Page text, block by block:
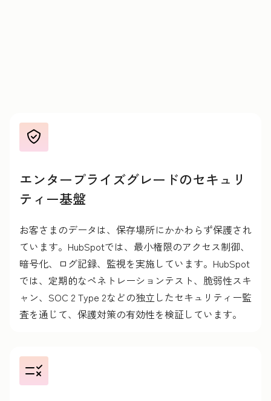
エンタープライズグレードのセキュリ
ティー基盤
お客さまのデータは、保存場所にかかわらず保護され
ています。HubSpotでは、最小権限のアクセス制御、
暗号化、ログ記録、監視を実施しています。HubSpot
では、定期的なペネトレーションテスト、脆弱性スキ
ャン、SOC 2 Type 2などの独立したセキュリティー監
査を通じて、保護対策の有効性を検証しています。